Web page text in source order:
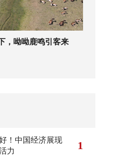
，呦呦鹿鸣引客来
！中国经济展现
力
1